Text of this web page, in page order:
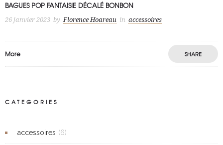
BAGUES POP FANTAISIE DÉCALÉ BONBON
26 janvier 2023 by Florence Hoareau in accessoires
More SHARE
CATEGORIES
accessoires (6)